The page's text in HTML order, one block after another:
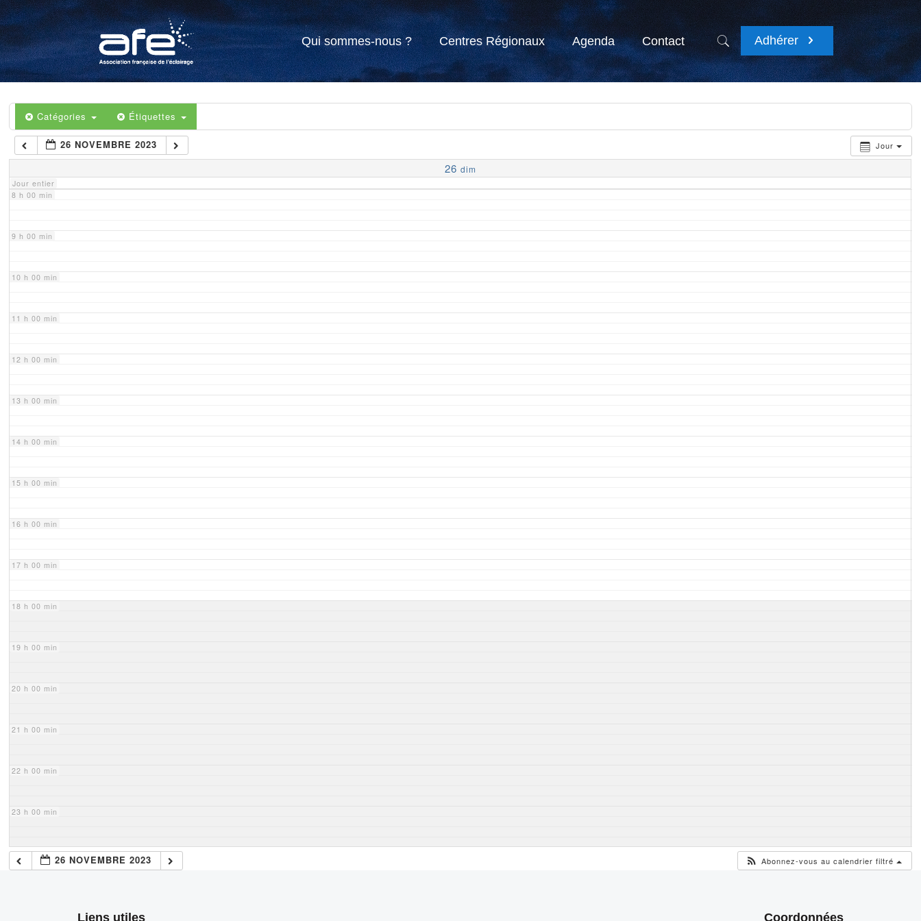
Qui sommes-nous ? Centres Régionaux Agenda Contact Adhérer
Catégories Étiquettes
Jour
26 NOVEMBRE 2023
26 dim
Jour entier
4 h 00 min
5 h 00 min
6 h 00 min
7 h 00 min
8 h 00 min
9 h 00 min
10 h 00 min
11 h 00 min
12 h 00 min
13 h 00 min
14 h 00 min
15 h 00 min
16 h 00 min
17 h 00 min
18 h 00 min
19 h 00 min
20 h 00 min
21 h 00 min
22 h 00 min
23 h 00 min
26 NOVEMBRE 2023 Abonnez-vous au calendrier filtré
Liens utiles Coordonnées